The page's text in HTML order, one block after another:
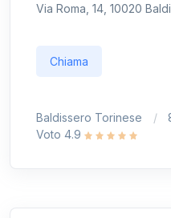
Via Roma, 14, 10020
Chiama
Baldissero Torinese
Voto 4.9